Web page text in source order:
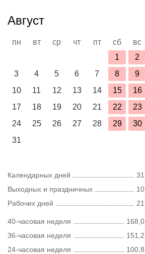
Август
пн вт ср чт пт сб
вс
1
2
3
4 5 6 7 8
9
10
11 12 13 14 15
16
17
18 19 20 21 22
23
24
25 26 27 28 29
30
31
Календарных дней
31
Выходных и праздничных
10
Рабочих дней
21
40-часовая неделя
168,0
36-часовая неделя
151,2
24-часовая неделя
100,8